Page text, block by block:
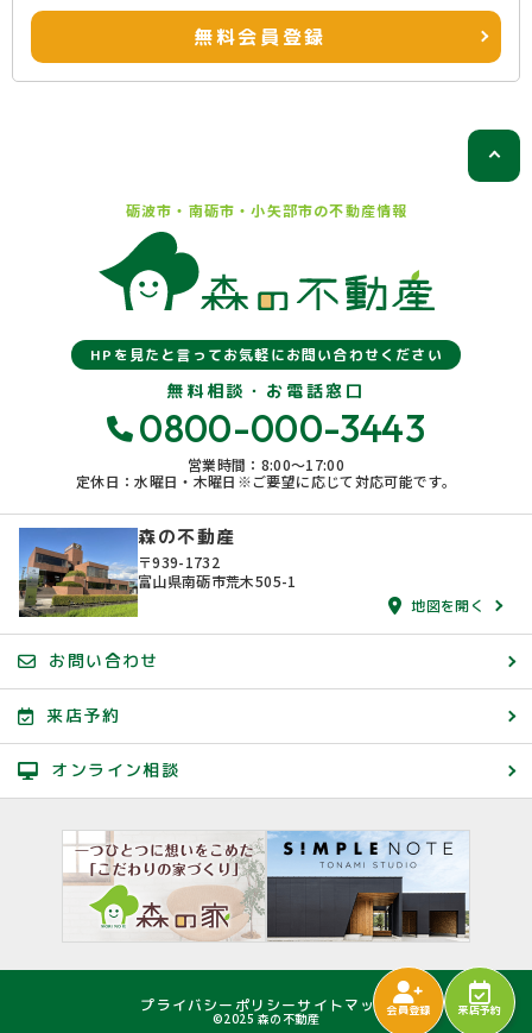
無料会員登録
会員登録 来店予約
砺波市・南砺市・小矢部市の不動産情報
HPを見たと言ってお気軽にお問い合わせください
無料相談・お電話窓口
0800-000-3443
営業時間：8:00〜17:00
定休日：水曜日・木曜日※ご要望に応じて対応可能です。
森の不動産
〒939-1732
富山県南砺市荒木505-1
地図を開く
お問い合わせ
来店予約
オンライン相談
プライバシーポリシーサイトマップ
©2025 森の不動産